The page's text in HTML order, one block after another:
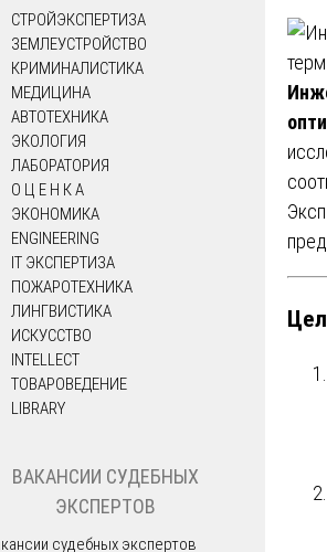
СТРОЙЭКСПЕРТИЗА
ЗЕМЛЕУСТРОЙСТВО
КРИМИНАЛИСТИКА
МЕДИЦИНА
АВТОТЕХНИКА
ЭКОЛОГИЯ
ЛАБОРАТОРИЯ
О Ц Е Н К А
ЭКОНОМИКА
ENGINEERING
IT ЭКСПЕРТИЗА
ПОЖАРОТЕХНИКА
ЛИНГВИСТИКА
ИСКУССТВО
INTELLECT
ТОВАРОВЕДЕНИЕ
LIBRARY
ВАКАНСИИ СУДЕБНЫХ
ЭКСПЕРТОВ